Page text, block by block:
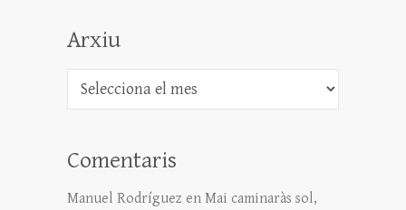
Arxiu
Arxiu
Comentaris
Manuel Rodríguez en Mai caminaràs sol,